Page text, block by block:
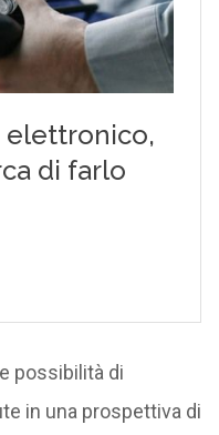
possibilità di
in una prospettiva di